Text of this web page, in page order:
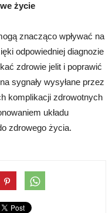
życie
znacząco wpływać na
odpowiedniej diagnozie
zdrowie jelit i poprawić
sygnały wysyłane przez
komplikacji zdrowotnych
układu
zdrowego życia.